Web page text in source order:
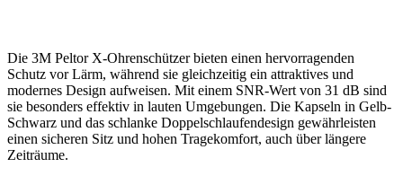
Die ⁤3M Peltor X-Ohrenschützer bieten einen‍ hervorragenden
Schutz vor⁢ Lärm, während sie gleichzeitig ein attraktives und
modernes⁢ Design aufweisen. Mit einem⁤ SNR-Wert von 31 dB sind
sie besonders effektiv in lauten Umgebungen. Die Kapseln in Gelb-
Schwarz‍ und‌ das‌ schlanke Doppelschlaufendesign gewährleisten
einen sicheren Sitz und hohen Tragekomfort, auch über längere
Zeiträume.